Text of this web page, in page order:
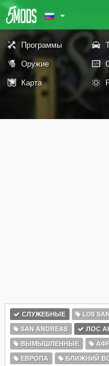
Программы
Оружие
Карта
СЛУЖЕБНЫЕ LOS
SAN ANDREAS
ЛОС
ВЫМЫШЛЕННЫЕ
ЕВРОПА
БЛИЖНИЙ